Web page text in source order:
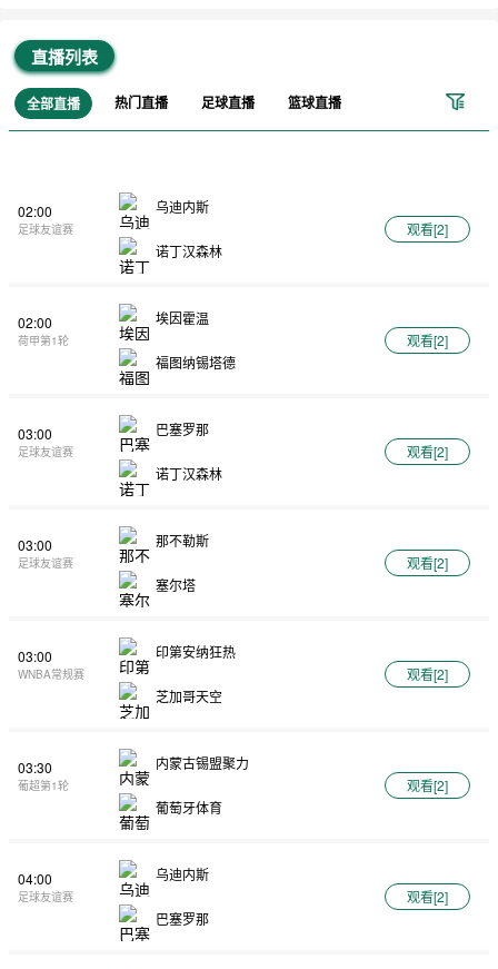
直播列表
全部直播 热门直播 足球直播 篮球直播
02:00
足球友谊赛
乌迪内斯
诺丁汉森林
观看[2]
02:00
荷甲第1轮
埃因霍温
福图纳锡塔德
观看[2]
03:00
足球友谊赛
巴塞罗那
诺丁汉森林
观看[2]
03:00
足球友谊赛
那不勒斯
塞尔塔
观看[2]
03:00
WNBA常规赛
印第安纳狂热
芝加哥天空
观看[2]
03:30
葡超第1轮
内蒙古锡盟聚力
葡萄牙体育
观看[2]
04:00
足球友谊赛
乌迪内斯
巴塞罗那
观看[2]